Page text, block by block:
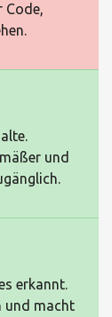
und
erkannt.
und macht